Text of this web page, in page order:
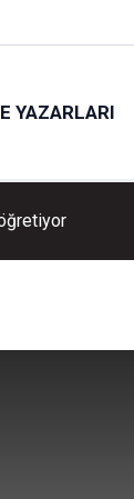
YAZARLARI